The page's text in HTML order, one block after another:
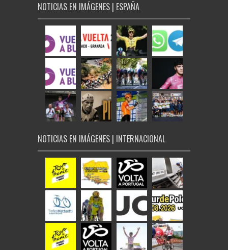
NOTICIAS EN IMÁGENES | ESPAÑA
NOTICIAS EN IMÁGENES | INTERNACIONAL